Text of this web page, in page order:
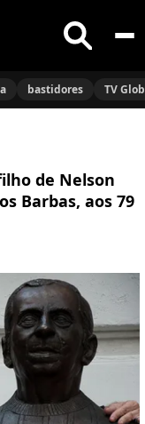
Buscar
no
bastidores TV
de Nelson
Barbas, aos 79